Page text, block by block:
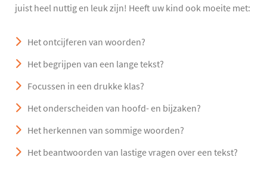
juist heel nuttig en leuk zijn! Heeft uw kind ook moeite met:
Het ontcijferen van woorden?
Het begrijpen van een lange tekst?
Focussen in een drukke klas?
Het onderscheiden van hoofd- en bijzaken?
Het herkennen van sommige woorden?
Het beantwoorden van lastige vragen over een tekst?